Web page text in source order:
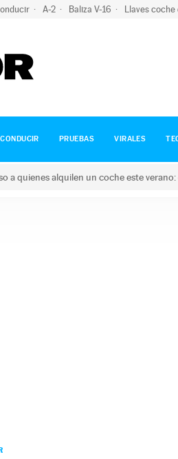
A-2 Baliza V-16 Llaves coche
CONDUCIR PRUEBAS VIRALES
a quienes alquilen un coche este